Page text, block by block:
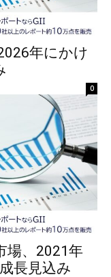
年にかけ
0
場、2021年
長見込み